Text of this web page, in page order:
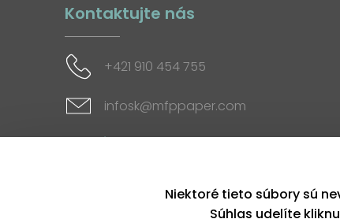
Kontaktujte nás
+421 910 454 755
infosk@mfppaper.com
Sociálne siete
Niektoré tieto súbory sú
Súhlas udelíte